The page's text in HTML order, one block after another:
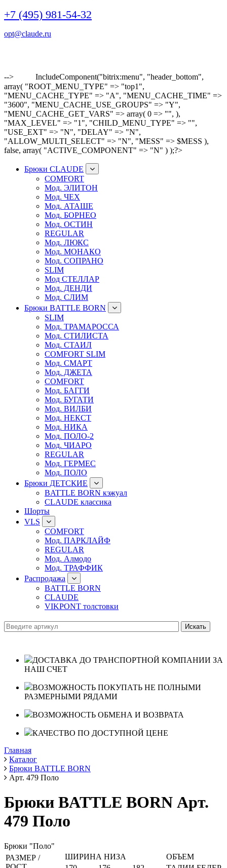
+7 (495) 981-54-32
opt@claude.ru
-->
IncludeComponent("bitrix:menu", "header_bottom",
array( "ROOT_MENU_TYPE" => "top1",
"MENU_CACHE_TYPE" => "A", "MENU_CACHE_TIME" =>
"3600", "MENU_CACHE_USE_GROUPS" => "Y",
"MENU_CACHE_GET_VARS" => array( 0 => "", ),
"MAX_LEVEL" => "1", "CHILD_MENU_TYPE" => "",
"USE_EXT" => "N", "DELAY" => "N",
"ALLOW_MULTI_SELECT" => "N", "MESS" => $MESS ),
false, array( "ACTIVE_COMPONENT" => "N" ) );?>
Брюки CLAUDE
COMFORT
Мод. ЭЛИТОН
Мод. ЧЕХ
Мод. АТАШЕ
Мод. БОРНЕО
Мод. ОСТИН
REGULAR
Мод. ЛЮКС
Мод. МОНАКО
Мод. СОПРАНО
SLIM
Мод СТЕЛЛАР
Мод. ДЕНДИ
Мод. СЛИМ
Брюки BATTLE BORN
SLIM
Мод. ТРАМАРОССА
Мод. СТИЛИСТА
Мод. СТАИЛ
COMFORT SLIM
Мод. СМАРТ
Мод. ДЖЕТА
COMFORT
Мод. БАГГИ
Мод. БУГАТИ
Мод. ВИЛБИ
Мод. НЕКСТ
Мод. НИКА
Мод. ПОЛО-2
Мод. ЧИАРО
REGULAR
Мод. ГЕРМЕС
Мод. ПОЛО
Брюки ДЕТСКИЕ
BATTLE BORN кэжуал
CLAUDE классика
Шорты
VLS
COMFORT
Мод. ПАРКЛАЙФ
REGULAR
Мод. Алмодо
Мод. ТРАФФИК
Распродажа
BATTLE BORN
CLAUDE
VIKPONT толстовки
ДОСТАВКА ДО ТРАНСПОРТНОЙ КОМПАНИИ ЗА
НАШ СЧЕТ
ВОЗМОЖНОСТЬ ПОКУПАТЬ НЕ ПОЛНЫМИ
РАЗМЕРНЫМИ РЯДАМИ
ВОЗМОЖНОСТЬ ОБМЕНА И ВОЗВРАТА
КАЧЕСТВО ПО ДОСТУПНОЙ ЦЕНЕ
Главная
Каталог
Брюки BATTLE BORN
Арт. 479 Поло
Брюки BATTLE BORN Арт.
479 Поло
Брюки "Поло"
РАЗМЕР /
ШИРИНА НИЗА
ОБЪЕМ